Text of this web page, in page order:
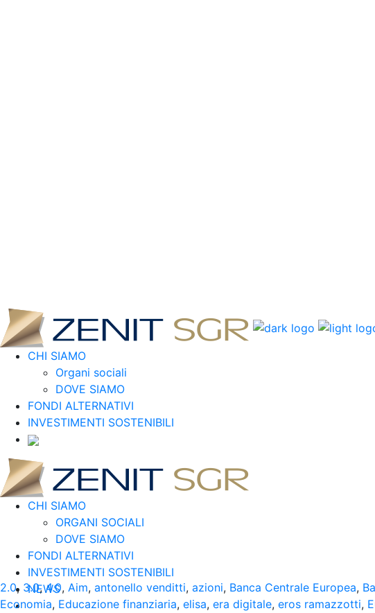
CHI SIAMO
Organi sociali
DOVE SIAMO
FONDI ALTERNATIVI
INVESTIMENTI SOSTENIBILI
CHI SIAMO
ORGANI SOCIALI
DOVE SIAMO
FONDI ALTERNATIVI
INVESTIMENTI SOSTENIBILI
NEWS
2.0, 3.0,4.0, Aim, antonello venditti, azioni, Banca Centrale Europea,
Economia, Educazione finanziaria, elisa, era digitale, eros ramazzotti,